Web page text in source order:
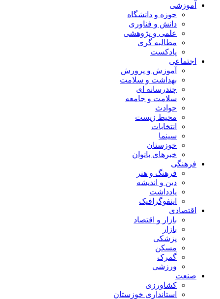
آموزشی
حوزه و دانشگاه
دانش و فناوری
علمی و پژوهشی
مطالبه گری
پادکست
اجتماعی
آموزش و پرورش
بهداشت و سلامت
چندرسانه ای
سلامت و جامعه
حوادث
محیط زیست
انتخابات
سینما
خوزستان
خبرهای بانوان
فرهنگی
فرهنگ و هنر
دین و اندیشه
یادداشت
اینفوگرافیک
اقتصادی
بازار و اقتصاد
بازار
پزشکی
مسکن
گمرک
ورزشی
صنعت
کشاورزی
استانداری خوزستان